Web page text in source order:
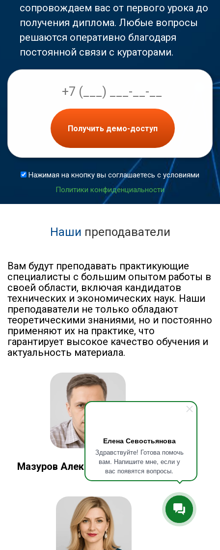
Елена Севостьянова
Здравствуйте! Готова помочь
вам. Напишите мне, если у
вас появятся вопросы.
сопровождаем вас от первого урока до
получения диплома. Любые вопросы
решаются оперативно благодаря
постоянной связи с кураторами.
Получить демо-доступ
Нажимая на кнопку вы соглашаетесь с условиями
Политики конфиденциальности
Наши преподаватели
Вам будут преподавать практикующие
специалисты с большим опытом работы в
своей области, включая кандидатов
технических и экономических наук. Наши
преподаватели не только обладают
теоретическими знаниями, но и постоянно
применяют их на практике, что
гарантирует высокое качество обучения и
актуальность материала.
Мазуров Алексей Валерьевич